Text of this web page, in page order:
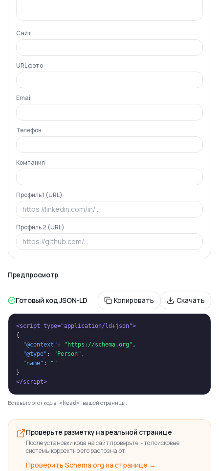
Сайт
URL фото
Email
Телефон
Компания
Профиль 1 (URL)
Профиль 2 (URL)
Предпросмотр
Готовый код JSON-LD Копировать Скачать
<script type="application/ld+json">
{
"@context" : "https://schema.org" ,
"@type" : "Person" ,
"name" :
""
}
</script>
Вставьте этот код в <head> вашей страницы.
Проверьте разметку на реальной странице
После установки кода на сайт проверьте, что поисковые
системы корректно его распознают.
Проверить Schema.org на странице →